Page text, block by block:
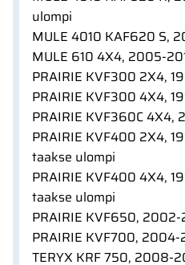
ulompi
MULE 4010 KAF620 S,
MULE 610 4X4, 2005-
PRAIRIE KVF300 2X4,
PRAIRIE KVF300 4X4,
PRAIRIE KVF360C 4X4,
PRAIRIE KVF400 2X4,
taakse ulompi
PRAIRIE KVF400 4X4,
taakse ulompi
PRAIRIE KVF650,
PRAIRIE KVF700,
TERYX KRF 750, 2008-